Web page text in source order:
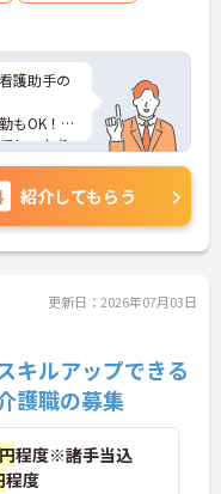
護助手の
もOK！昇
しっかり
種手当も
制もあ
ます。
接のポイ
しており
紹介してもらう
更新日：2026年07月03日
キルアップできる
護職の募集
程度※諸手当込
程度